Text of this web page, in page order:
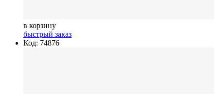
в корзину
быстрый заказ
Код: 74876